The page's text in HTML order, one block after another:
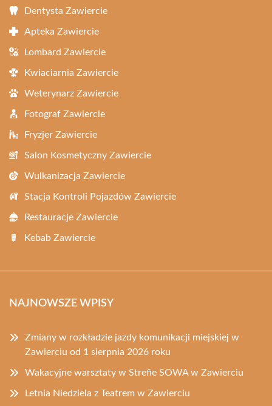
Dentysta Zawiercie
Apteka Zawiercie
Lombard Zawiercie
Kwiaciarnia Zawiercie
Weterynarz Zawiercie
Fotograf Zawiercie
Fryzjer Zawiercie
Salon Kosmetyczny Zawiercie
Wulkanizacja Zawiercie
Stacja Kontroli Pojazdów Zawiercie
Restauracje Zawiercie
Kebab Zawiercie
NAJNOWSZE WPISY
Zmiany w rozkładzie jazdy komunikacji miejskiej w
Zawierciu od 1 sierpnia 2026 roku
Wakacyjne warsztaty w Strefie SOWA w Zawierciu
Letnia Niedziela z Teatrem w Zawierciu